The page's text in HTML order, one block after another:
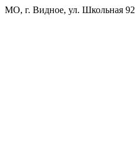
МО, г. Видное, ул. Школьная 92